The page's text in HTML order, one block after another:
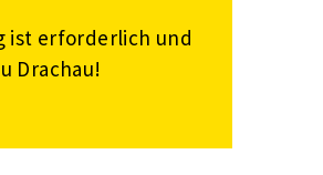
ist erforderlich und
Drachau!